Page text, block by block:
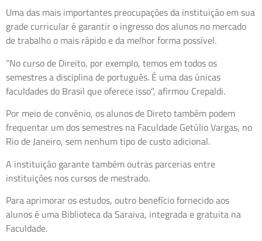
Uma das mais importantes preocupações da instituição em sua
grade curricular é garantir o ingresso dos alunos no mercado
de trabalho o mais rápido e da melhor forma possível.
“No curso de Direito, por exemplo, temos em todos os
semestres a disciplina de português. É uma das únicas
faculdades do Brasil que oferece isso”, afirmou Crepaldi.
Por meio de convênio, os alunos de Direto também podem
frequentar um dos semestres na Faculdade Getúlio Vargas, no
Rio de Janeiro, sem nenhum tipo de custo adicional.
A instituição garante também outras parcerias entre
instituições nos cursos de mestrado.
Para aprimorar os estudos, outro benefício fornecido aos
alunos é uma Biblioteca da Saraiva, integrada e gratuita na
Faculdade.